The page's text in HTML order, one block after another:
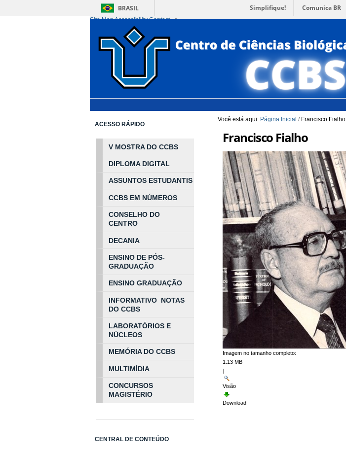
BRASIL Simplifique! Comunica BR
Ir para o conteúdo
Site MapAccessibility Contact-->
Você está aqui: Página Inicial / Francisco Fialho
Francisco Fialho
Imagem no tamanho completo:
1.13 MB
|
Visão
Download
ACESSO RÁPIDO
V MOSTRA DO CCBS
DIPLOMA DIGITAL
ASSUNTOS ESTUDANTIS
CCBS EM NÚMEROS
CONSELHO DO
CENTRO
DECANIA
ENSINO DE PÓS-
GRADUAÇÃO
ENSINO GRADUAÇÃO
INFORMATIVO NOTAS
DO CCBS
LABORATÓRIOS E
NÚCLEOS
MEMÓRIA DO CCBS
MULTIMÍDIA
CONCURSOS
MAGISTÉRIO
CENTRAL DE CONTEÚDO